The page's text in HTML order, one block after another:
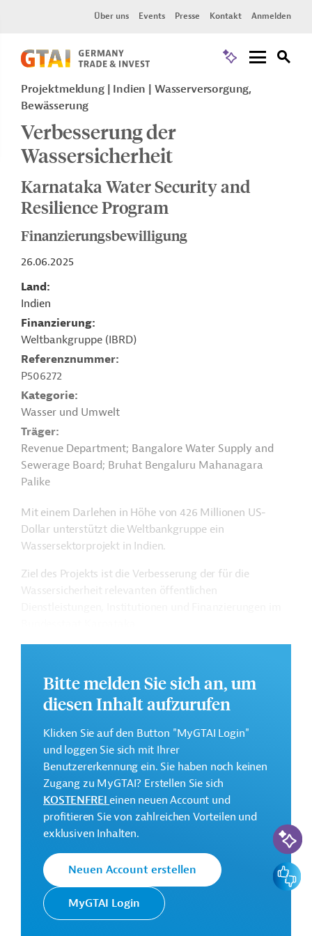
Über uns Events Presse Kontakt Anmelden
Projektmeldung Indien
Wasserversorgung,
Bewässerung
Verbesserung der
Wassersicherheit
Karnataka Water Security and
Resilience Program
Finanzierungsbewilligung
26.06.2025
Land
Indien
Finanzierung
Weltbankgruppe (IBRD)
Referenznummer
P506272
Kategorie
Wasser und Umwelt
Träger
Revenue Department; Bangalore Water Supply and
Sewerage Board; Bruhat Bengaluru Mahanagara
Palike
Mit einem Darlehen in Höhe von 426 Millionen US-
Dollar unterstützt die Weltbankgruppe ein
Wassersektorprojekt in Indien.
Ziel des Projekts ist die Verbesserung der für die
Wassersicherheit relevanten öffentlichen
Weitere Informationen zu dem Entwicklungsprojekt
finden Sie auf derWebseite der Weltbankgruppe
bereitsteht.
GTAI informiert über die Weltbankgruppe:
Schwerpunkte, Regularien und praktische Hinweise zur
Geschäftsanbahnung.
Gesamtkosten:
670 Millionen US-Dollar
Geberbeitrag:
426 Millionen US-Dollar (IBRD; Darlehen)
Kontaktadressen
Bitte melden Sie sich an, um
diesen Inhalt aufzurufen
Klicken Sie auf den Button "MyGTAI Login"
und loggen Sie sich mit Ihrer
Benutzererkennung ein. Sie haben noch keinen
Zugang zu MyGTAI? Erstellen Sie sich
KOSTENFREIeinen neuen Account und
profitieren Sie von zahlreichen Vorteilen und
exklusiven Inhalten.
Neuen Account erstellen
MyGTAI Login
KI-